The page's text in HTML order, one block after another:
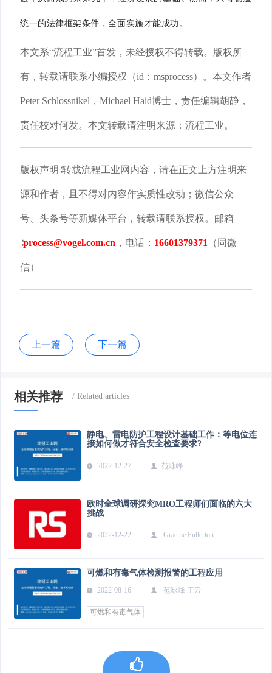
统一的法律框架条件，全面实施才能成功。
本文系“流程工业”首发，未经授权不得转载。版权所
有，转载请联系小编授权（id：msprocess）。本文作者
Peter Schlossnikel，Michael Haid博士，责任编辑胡静，
责任校对何发。本文转载请注明来源：流程工业。
版权声明∶转载流程工业网内容，请在正文上方注明来
源和作者，且不得对内容作实质性改动；微信公众
号、头条号等新媒体平台，转载请联系授权。邮箱
∶process@vogel.com.cn ，电话： 16601379371 （同微
信）
上一篇 下一篇
相关推荐
静电、雷电防护工程设计基础工作：等电位连
接如何做才符合安全检查要求?
2022-12-27 范咏峰
欧时全球调研探究MRO工程师们面临的六大
挑战
2022-12-22 Graeme Fullerton
可燃和有毒气体检测报警的工程应用
2022-08-16 范咏峰 王云
可燃和有毒气体